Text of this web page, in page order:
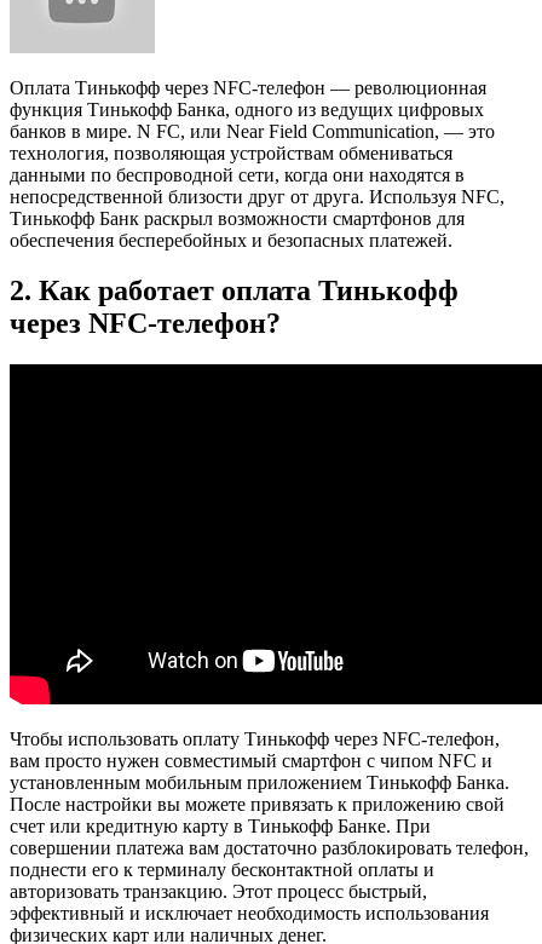
Оплата Тинькофф через NFC-телефон — революционная
функция Тинькофф Банка, одного из ведущих цифровых
банков в мире. N FC, или Near Field Communication, — это
технология, позволяющая устройствам обмениваться
данными по беспроводной сети, когда они находятся в
непосредственной близости друг от друга. Используя NFC,
Тинькофф Банк раскрыл возможности смартфонов для
обеспечения бесперебойных и безопасных платежей.
2. Как работает оплата Тинькофф
через NFC-телефон?
Чтобы использовать оплату Тинькофф через NFC-телефон,
вам просто нужен совместимый смартфон с чипом NFC и
установленным мобильным приложением Тинькофф Банка.
После настройки вы можете привязать к приложению свой
счет или кредитную карту в Тинькофф Банке. При
совершении платежа вам достаточно разблокировать телефон,
поднести его к терминалу бесконтактной оплаты и
авторизовать транзакцию. Этот процесс быстрый,
эффективный и исключает необходимость использования
физических карт или наличных денег.